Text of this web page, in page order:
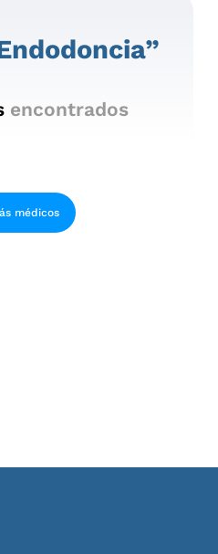
encontrados
médicos